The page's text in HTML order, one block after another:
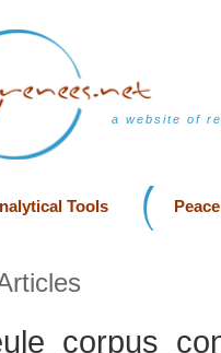
a website of
Tools